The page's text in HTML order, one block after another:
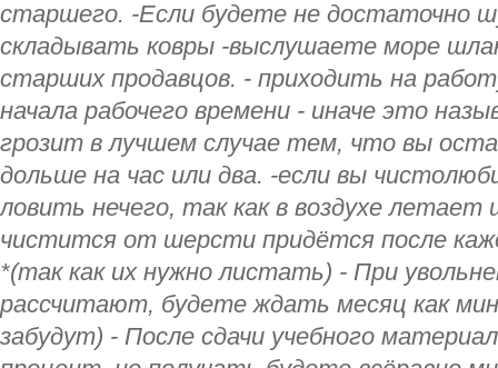
старшего. -Если будете не достаточно
складывать ковры -выслушаете море
старших продавцов. - приходить на
начала рабочего времени - иначе это
грозит в лучшем случае тем, что вы
дольше на час или два. -если вы
ловить нечего, так как в воздухе летает
чистится от шерсти придётся после
*(так как их нужно листать) - При
рассчитают, будете ждать месяц как
забудут) - После сдачи учебного